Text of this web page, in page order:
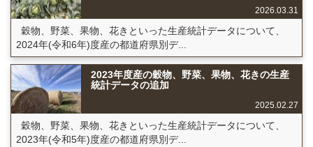
2026.03.31
穀物、野菜、果物、花きといった生産統計データについて、
2024年(令和6年)度産の都道府県別デ...
2023年度産の穀物、野菜、果物、花きの生産
統計データの追加
2025.02.27
穀物、野菜、果物、花きといった生産統計データについて、
2023年(令和5年)度産の都道府県別デ...